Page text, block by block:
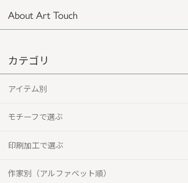
About Art Touch
カテゴリ
アイテム別
モチーフで選ぶ
印刷加工で選ぶ
作家別（アルファベット順）